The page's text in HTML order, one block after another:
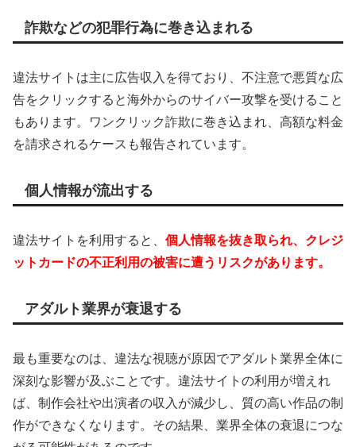
詐欺などの犯罪行為に巻き込まれる
違法サイトは主に広告収入を得ており、不注意で悪質な広
告をクリックすると海外からのサイバー攻撃を受けること
もあります。ワンクリック詐欺に巻き込まれ、高額な料金
を請求されるケースも報告されています。
個人情報が流出する
違法サイトを利用すると、 個人情報を抜き取られ、クレジ
ットカードの不正利用の被害に遭うリスクがあります。
アダルト業界が衰退する
最も重要なのは、違法な視聴が原因でアダルト業界全体に
深刻な影響が及ぶことです。違法サイトの利用が増えれ
ば、制作会社や出演者の収入が減少し、質の高い作品の制
作ができなくなります。その結果、業界全体の衰退につな